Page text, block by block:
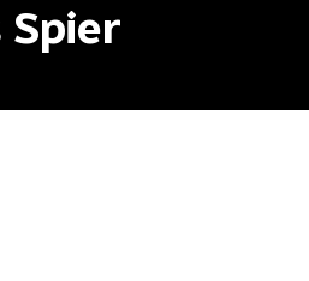
Spier